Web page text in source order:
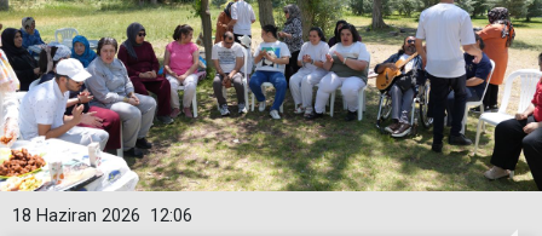
12:06
18 Haziran 2026